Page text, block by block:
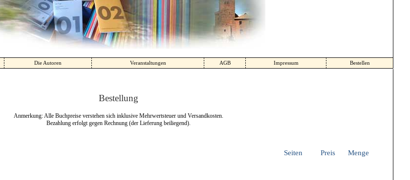
Die Autoren Veranstaltungen AGB Impressum Bestellen
Bestellung
Anmerkung: Alle Buchpreise verstehen sich inklusive Mehrwertsteuer und Versandkosten.
Bezahlung erfolgt gegen Rechnung (der Lieferung beiliegend).
Seiten Preis Menge